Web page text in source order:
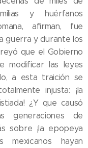
y huérfanos
afirman, fue
guerra y durante los
que el Gobierno
modificar las leyes
a esta traición se
injusta: ¡la
¿Y que causó
generaciones de
sobre ¡la epopeya
hayan